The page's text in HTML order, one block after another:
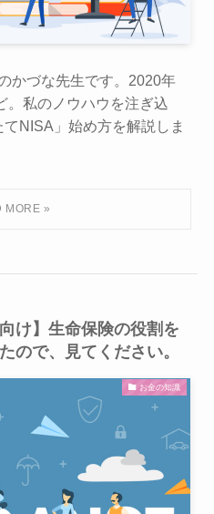
かづな先生です。2020年
。私のノウハウを注ぎ込
NISA」始め方を解説しま
け】生命保険の役割を
ので、見てください。
お金の知識